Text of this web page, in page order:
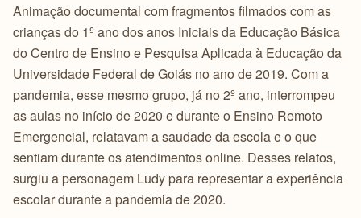
Animação documental com fragmentos filmados com as
crianças do 1º ano dos anos Iniciais da Educação Básica
do Centro de Ensino e Pesquisa Aplicada à Educação da
Universidade Federal de Goiás no ano de 2019. Com a
pandemia, esse mesmo grupo, já no 2º ano, interrompeu
as aulas no início de 2020 e durante o Ensino Remoto
Emergencial, relatavam a saudade da escola e o que
sentiam durante os atendimentos online. Desses relatos,
surgiu a personagem Ludy para representar a experiência
escolar durante a pandemia de 2020.